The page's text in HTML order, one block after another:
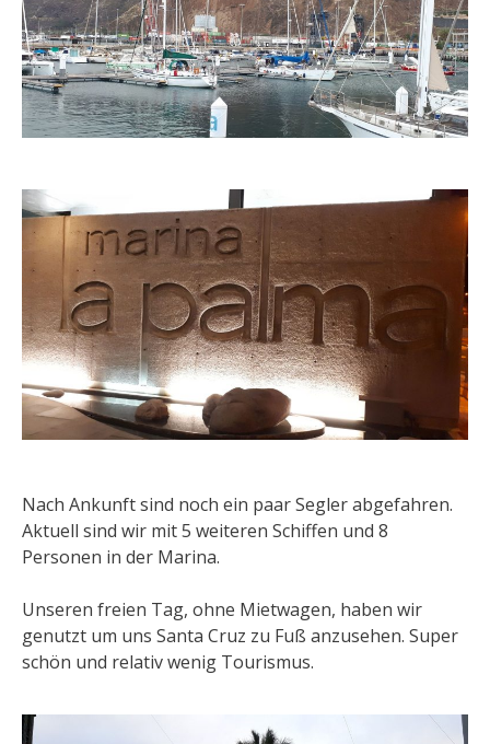
Nach Ankunft sind noch ein paar Segler abgefahren.
Aktuell sind wir mit 5 weiteren Schiffen und 8
Personen in der Marina.
Unseren freien Tag, ohne Mietwagen, haben wir
genutzt um uns Santa Cruz zu Fuß anzusehen. Super
schön und relativ wenig Tourismus.